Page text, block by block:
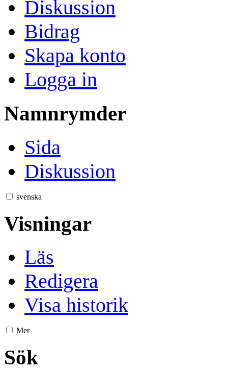
Diskussion
Bidrag
Skapa konto
Logga in
Namnrymder
Sida
Diskussion
svenska
Visningar
Läs
Redigera
Visa historik
Mer
Sök